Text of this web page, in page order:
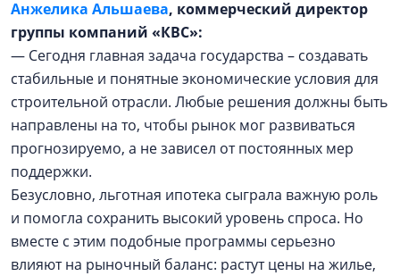
Анжелика Альшаева, коммерческий директор
группы компаний «КВС»:
— Сегодня главная задача государства – создавать
стабильные и понятные экономические условия для
строительной отрасли. Любые решения должны быть
направлены на то, чтобы рынок мог развиваться
прогнозируемо, а не зависел от постоянных мер
поддержки.
Безусловно, льготная ипотека сыграла важную роль
и помогла сохранить высокий уровень спроса. Но
вместе с этим подобные программы серьезно
влияют на рыночный баланс: растут цены на жилье,